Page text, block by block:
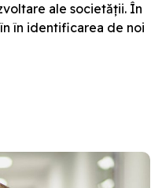
ale societății. În
în identificarea de noi